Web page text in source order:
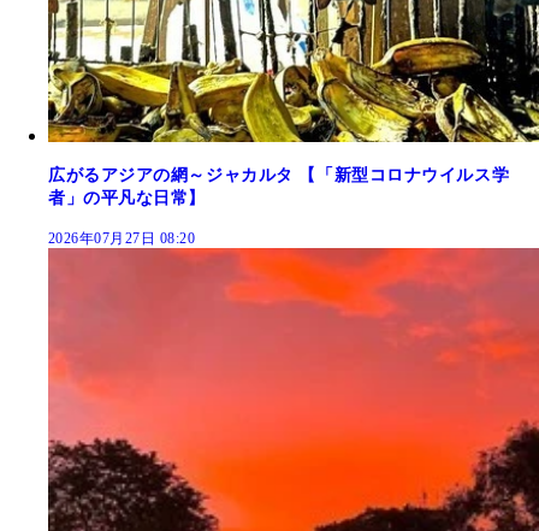
広がるアジアの網～ジャカルタ 【「新型コロナウイルス学
者」の平凡な日常】
2026年07月27日 08:20